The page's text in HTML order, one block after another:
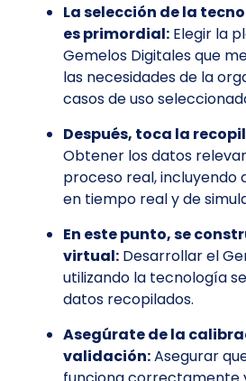
La selección de la
es primordial: Elegir la
Gemelos Digitales que
las necesidades de la
casos de uso
Después, toca la
Obtener los datos
proceso real, incluyendo
en tiempo real y de
En este punto, se
virtual: Desarrollar el
utilizando la tecnología
datos recopilados.
Asegúrate de la
validación:Asegurar